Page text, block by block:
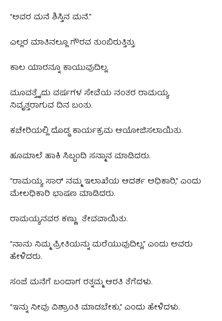
“ಅವರ ಮನೆ ಶಿಸ್ತಿನ ಮನೆ.”
ಎಲ್ಲರ ಮಾತಿನಲ್ಲೂ ಗೌರವ ತುಂಬಿರುತ್ತಿತ್ತು.
ಕಾಲ ಯಾರನ್ನೂ ಕಾಯುವುದಿಲ್ಲ.
ಮೂವತ್ತೈದು ವರ್ಷಗಳ ಸೇವೆಯ ನಂತರ ರಾಮಯ್ಯ
ನಿವೃತ್ತರಾಗುವ ದಿನ ಬಂತು.
ಕಚೇರಿಯಲ್ಲಿ ದೊಡ್ಡ ಕಾರ್ಯಕ್ರಮ ಆಯೋಜಿಸಲಾಯಿತು.
ಹೂಮಾಲೆ ಹಾಕಿ ಸಿಬ್ಬಂದಿ ಸನ್ಮಾನ ಮಾಡಿದರು.
“ರಾಮಯ್ಯ ಸಾರ್ ನಮ್ಮ ಇಲಾಖೆಯ ಆದರ್ಶ ಅಧಿಕಾರಿ,” ಎಂದು
ಮೇಲಧಿಕಾರಿ ಭಾಷಣ ಮಾಡಿದರು.
ರಾಮಯ್ಯನವರ ಕಣ್ಣು ತೇವವಾಯಿತು.
“ನಾನು ನಿಮ್ಮ ಪ್ರೀತಿಯನ್ನು ಮರೆಯುವುದಿಲ್ಲ,” ಎಂದು ಅವರು
ಹೇಳಿದರು.
ಸಂಜೆ ಮನೆಗೆ ಬಂದಾಗ ರತ್ನಮ್ಮ ಆರತಿ ತೆಗೆದಳು.
“ಇನ್ನು ನೀವು ವಿಶ್ರಾಂತಿ ಮಾಡಬೇಕು,” ಎಂದು ಹೇಳಿದಳು.